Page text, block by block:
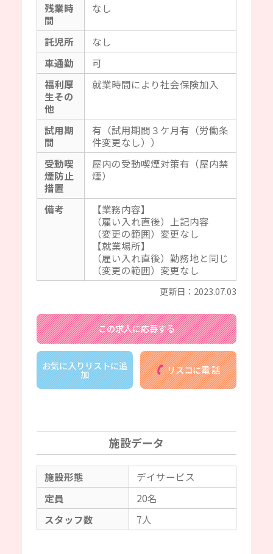
残業時
間
なし
託児所
なし
車通勤
可
福利厚
生その
他
就業時間により社会保険加入
試用期
間
有（試用期間３ケ月有（労働条
件変更なし））
受動喫
煙防止
措置
屋内の受動喫煙対策有（屋内禁
煙）
備考
【業務内容】
（雇い入れ直後）上記内容
（変更の範囲）変更なし
【就業場所】
（雇い入れ直後）勤務地と同じ
（変更の範囲）変更なし
更新日：2023.07.03
この求人に応募する
お気に入りリストに追
加 リスコに電 話
施設データ
施設形態
デイサービス
定員
20名
スタッフ数
7人